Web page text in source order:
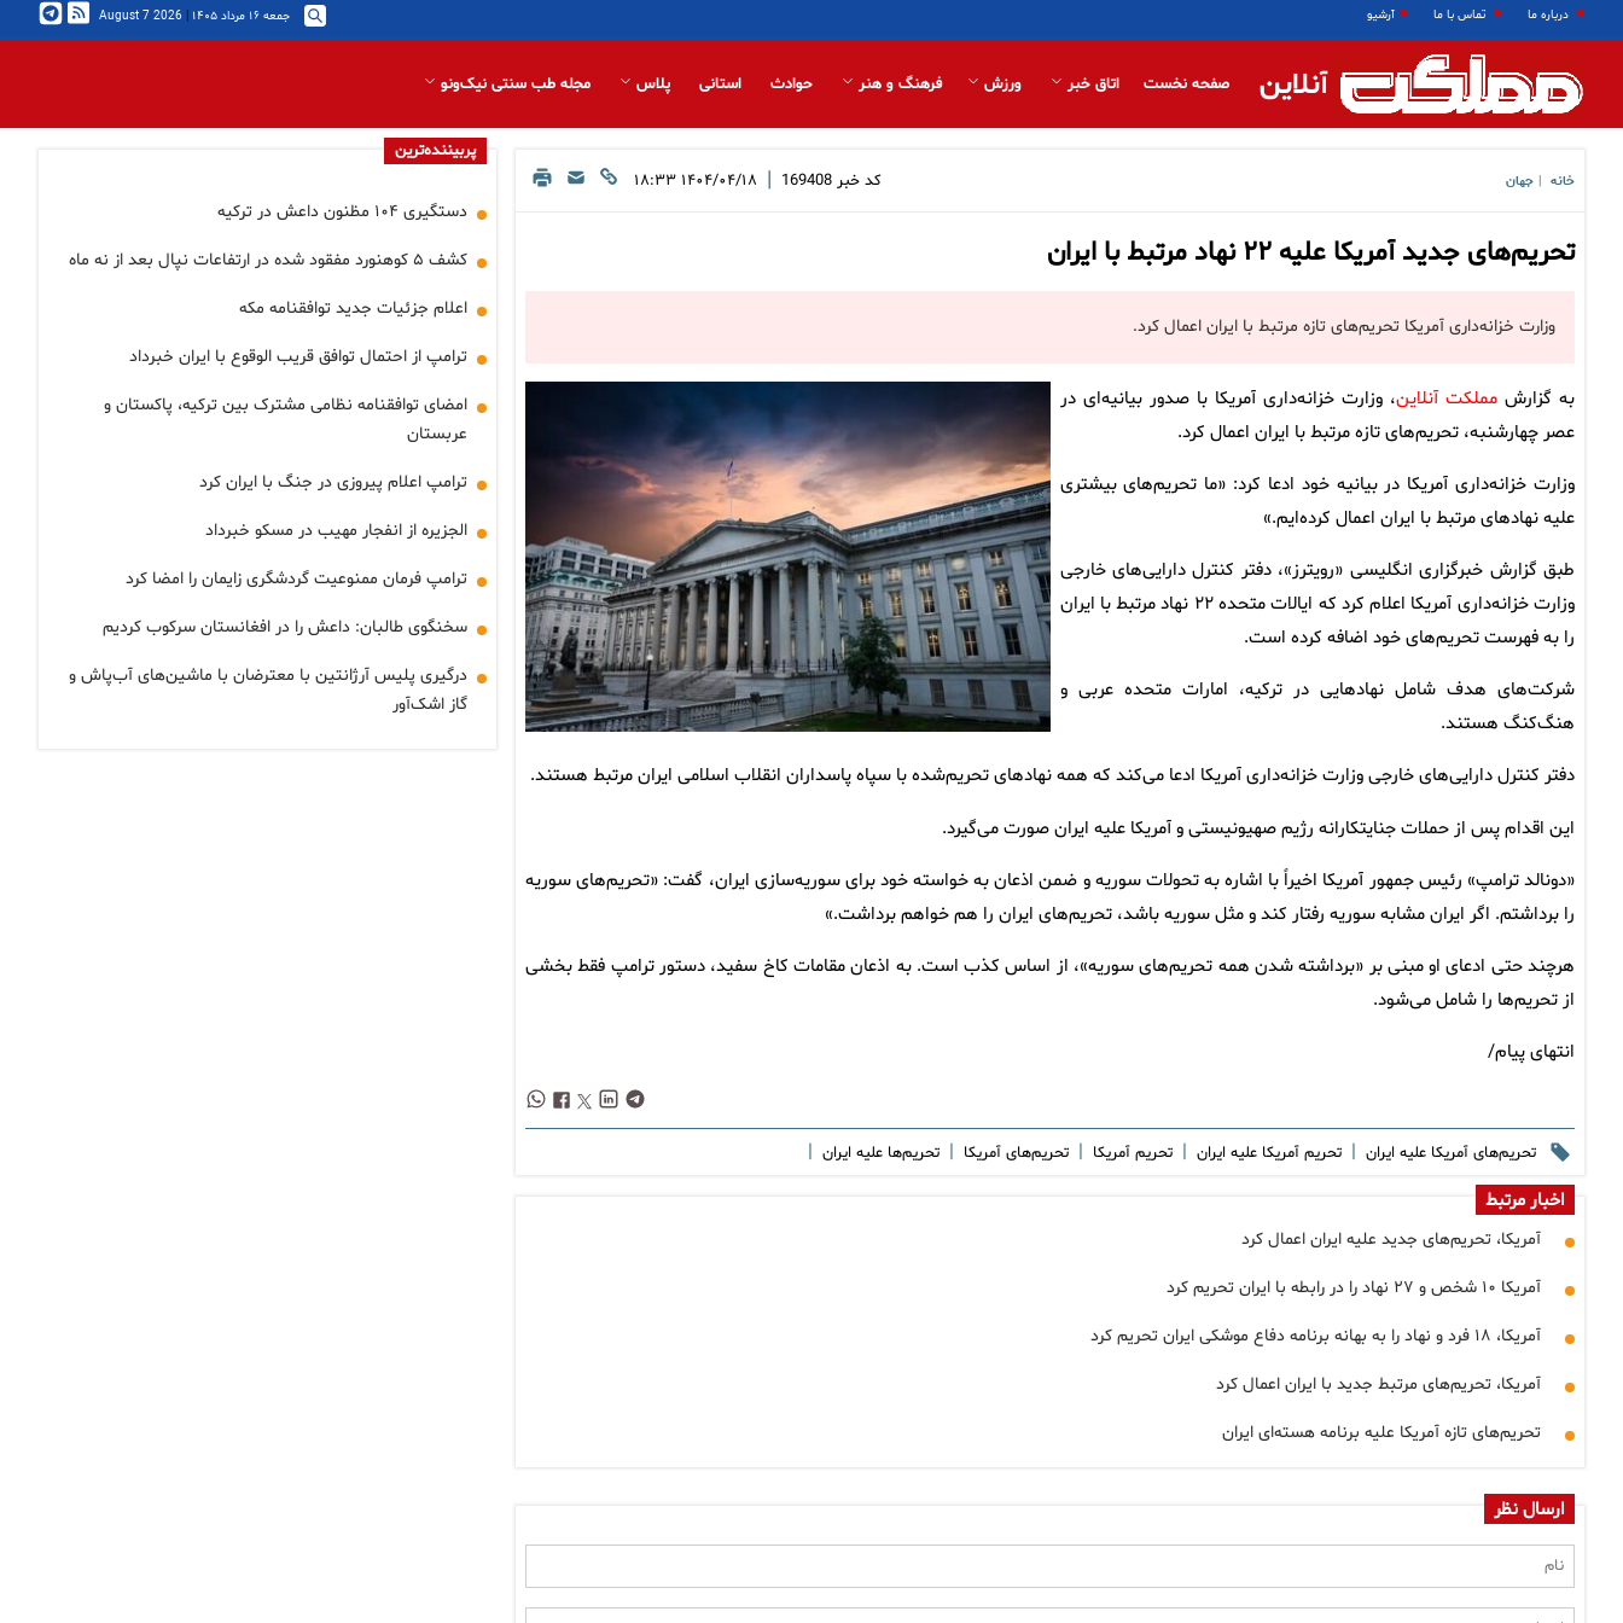
درباره ما تماس با ما آرشیو جمعه ۱۶ مرداد ۱۴۰۵ |
2026 August 7
آنلاین صفحه نخست اتاق خبر ورزش فرهنگ و هنر حوادث استانی پلاس مجله طب سنتی نیک‌ونو
خانه جهان کد خبر 169408
| ۱۴۰۴/۰۴/۱۸ ۱۸:۳۳
تحریم‌های جدید آمریکا علیه ۲۲ نهاد مرتبط با ایران
وزارت خزانه‌داری آمریکا تحریم‌های تازه مرتبط با ایران اعمال کرد.
به گزارشمملکت آنلاین، وزارت خزانه‌داری آمریکا با صدور بیانیه‌ای در
عصر چهارشنبه، تحریم‌های تازه مرتبط با ایران اعمال کرد.
وزارت خزانه‌داری آمریکا در بیانیه خود ادعا کرد: «ما تحریم‌های بیشتری
علیه نهادهای مرتبط با ایران اعمال کرده‌ایم.»
طبق گزارش خبرگزاری انگلیسی «رویترز»، دفتر کنترل دارایی‌های خارجی
وزارت خزانه‌داری آمریکا اعلام کرد که ایالات متحده ۲۲ نهاد مرتبط با ایران
را به فهرست تحریم‌های خود اضافه کرده است.
شرکت‌های هدف شامل نهادهایی در ترکیه، امارات متحده عربی و
هنگ‌کنگ هستند.
دفتر کنترل دارایی‌های خارجی وزارت خزانه‌داری آمریکا ادعا می‌کند که همه نهادهای تحریم‌شده با سپاه پاسداران انقلاب اسلامی ایران مرتبط هستند.
این اقدام پس از حملات جنایتکارانه رژیم صهیونیستی و آمریکا علیه ایران صورت می‌گیرد.
«دونالد ترامپ» رئیس جمهور آمریکا اخیراً با اشاره به تحولات سوریه و ضمن اذعان به خواسته خود برای سوریه‌سازی ایران، گفت: «تحریم‌های سوریه
را برداشتم. اگر ایران مشابه سوریه رفتار کند و مثل سوریه باشد، تحریم‌های ایران را هم خواهم برداشت.»
هرچند حتی ادعای او مبنی بر «برداشته شدن همه تحریم‌های سوریه»، از اساس کذب است. به اذعان مقامات کاخ سفید، دستور ترامپ فقط بخشی
از تحریم‌ها را شامل می‌شود.
انتهای پیام/
تحریم‌های آمریکا علیه ایران | تحریم‌ آمریکا علیه ایران | تحریم آمریکا | تحریم‌های آمریکا | تحریم‌ها علیه ایران |
اخبار مرتبط
آمریکا، تحریم‌های جدید علیه ایران اعمال کرد
آمریکا ۱۰ شخص و ۲۷ نهاد را در رابطه با ایران تحریم کرد
آمریکا، ۱۸ فرد و نهاد را به بهانه برنامه دفاع موشکی ایران تحریم کرد
آمریکا، تحریم‌های مرتبط جدید با ایران اعمال کرد
تحریم‌های تازه آمریکا علیه برنامه هسته‌ای ایران
ارسال نظر
پربیننده‌ترین
دستگیری ۱۰۴ مظنون داعش در ترکیه
کشف ۵ کوهنورد مفقود شده در ارتفاعات نپال بعد از نه ماه
اعلام جزئیات جدید توافقنامه مکه
ترامپ از احتمال توافق قریب الوقوع با ایران خبرداد
امضای توافقنامه نظامی مشترک بین ترکیه، پاکستان و
عربستان
ترامپ اعلام پیروزی در جنگ با ایران کرد
الجزیره از انفجار مهیب در مسکو خبرداد
ترامپ فرمان ممنوعیت گردشگری زایمان را امضا کرد
سخنگوی طالبان: داعش را در افغانستان سرکوب کردیم
درگیری پلیس آرژانتین با معترضان با ماشین‌های آب‌پاش و
گاز اشک‌آور